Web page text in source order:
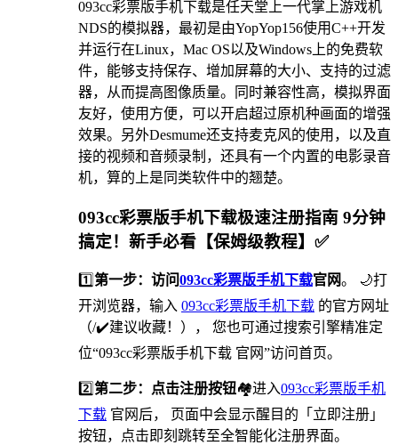
093cc彩票版手机下载是任天堂上一代掌上游戏机
NDS的模拟器，最初是由YopYop156使用C++开发
并运行在Linux，Mac OS以及Windows上的免费软
件，能够支持保存、增加屏幕的大小、支持的过滤
器，从而提高图像质量。同时兼容性高，模拟界面
友好，使用方便，可以开启超过原机种画面的增强
效果。另外Desmume还支持麦克风的使用，以及直
接的视频和音频录制，还具有一个内置的电影录音
机，算的上是同类软件中的翘楚。
093cc彩票版手机下载极速注册指南 9分钟
搞定！新手必看【保姆级教程】✅
1️⃣第一步：访问093cc彩票版手机下载官网。 🌙打
开浏览器，输入 093cc彩票版手机下载 的官方网址
（/✔️建议收藏！）， 您也可通过搜索引擎精准定
位“093cc彩票版手机下载 官网”访问首页。
2️⃣第二步：点击注册按钮🏘进入093cc彩票版手机
下载 官网后， 页面中会显示醒目的「立即注册」
按钮，点击即刻跳转至全智能化注册界面。